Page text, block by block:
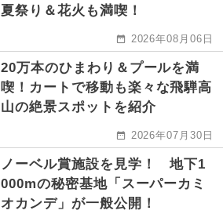
夏祭り＆花火も満喫！
2026年08月06日
20万本のひまわり＆プールを満
喫！カートで移動も楽々な飛騨高
山の絶景スポットを紹介
2026年07月30日
ノーベル賞施設を見学！ 地下1
000mの秘密基地「スーパーカミ
オカンデ」が一般公開！